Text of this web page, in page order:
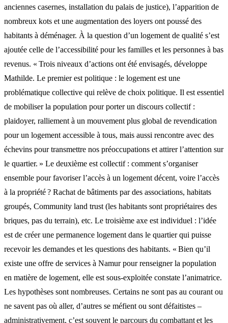
anciennes casernes, installation du palais de justice), l’apparition de
nombreux kots et une augmentation des loyers ont poussé des
habitants à déménager. À la question d’un logement de qualité s’est
ajoutée celle de l’accessibilité pour les familles et les personnes à bas
revenus. « Trois niveaux d’actions ont été envisagés, développe
Mathilde. Le premier est politique : le logement est une
problématique collective qui relève de choix politique. Il est essentiel
de mobiliser la population pour porter un discours collectif :
plaidoyer, ralliement à un mouvement plus global de revendication
pour un logement accessible à tous, mais aussi rencontre avec des
échevins pour transmettre nos préoccupations et attirer l’attention sur
le quartier. » Le deuxième est collectif : comment s’organiser
ensemble pour favoriser l’accès à un logement décent, voire l’accès
à la propriété ? Rachat de bâtiments par des associations, habitats
groupés, Community land trust (les habitants sont propriétaires des
briques, pas du terrain), etc. Le troisième axe est individuel : l’idée
est de créer une permanence logement dans le quartier qui puisse
recevoir les demandes et les questions des habitants. « Bien qu’il
existe une offre de services à Namur pour renseigner la population
en matière de logement, elle est sous-exploitée constate l’animatrice.
Les hypothèses sont nombreuses. Certains ne sont pas au courant ou
ne savent pas où aller, d’autres se méfient ou sont défaitistes –
administrativement, c’est souvent le parcours du combattant et les